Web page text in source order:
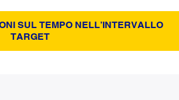
SUL TEMPO NELL’INTERVALLO
TARGET